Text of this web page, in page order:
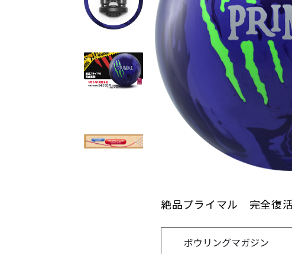
絶品プライマル 完全復活
ボウリングマガジン